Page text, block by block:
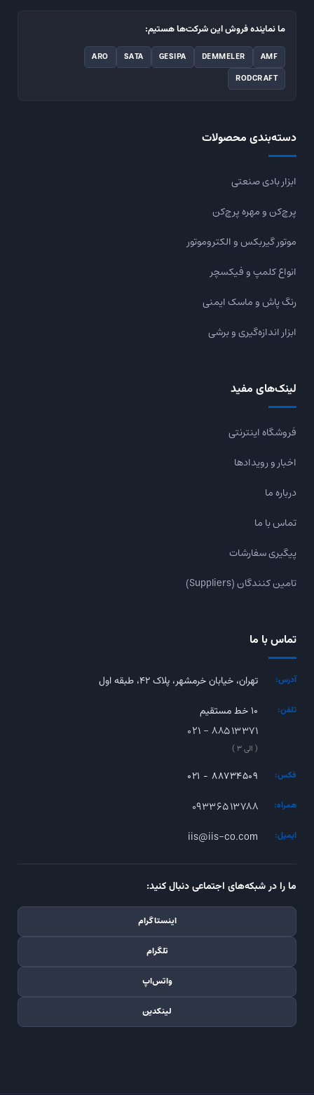
ما نماینده فروش این شرکت‌ها هستیم:
AMF
DEMMELER
GESIPA
SATA
ARO
RODCRAFT
دسته‌بندی محصولات
ابزار بادی صنعتی
پرچ‌کن و مهره پرچ‌کن
موتور گیربکس و الکتروموتور
انواع کلمپ و فیکسچر
رنگ پاش و ماسک ایمنی
ابزار اندازه‌گیری و برشی
لینک‌های مفید
فروشگاه اینترنتی
اخبار و رویدادها
درباره ما
تماس با ما
پیگیری سفارشات
تامین کنندگان (Suppliers)
تماس با ما
آدرس: تهران، خیابان خرمشهر، پلاک ۴۲، طبقه اول
تلفن: ۱۰ خط مستقیم
۰۲۱ - ۸۸۵۱۳۳۷۱
( الی ۳ )
فکس: ۰۲۱ - ۸۸۷۳۴۵۰۹
همراه: ۰۹۳۳۶۵۱۳۷۸۸
ایمیل: iis@iis-co.com
ما را در شبکه‌های اجتماعی دنبال کنید:
اینستاگرام
تلگرام
واتس‌اپ
لینکدین